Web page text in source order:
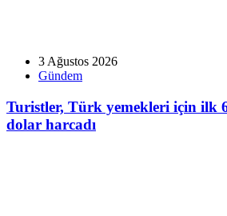
3 Ağustos 2026
Gündem
Turistler, Türk yemekleri için ilk
dolar harcadı